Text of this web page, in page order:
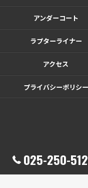
025-250-
アンダーコート
ラプターライナー
アクセス
プライバシーポリシー
© 2026 新潟県でカーコーティ